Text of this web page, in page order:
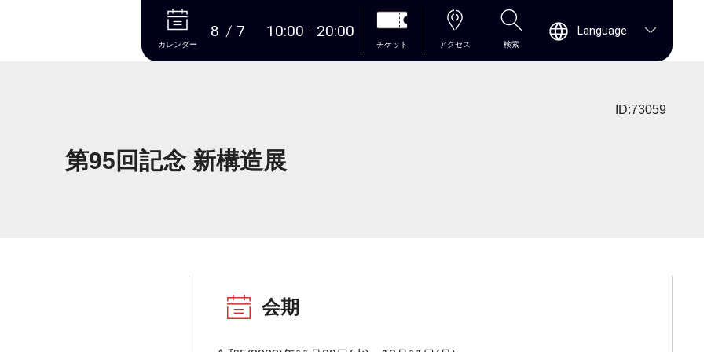
本文へ
カレンダー
8 7 10:00 20:00
チケット アクセス 検索
Language
ID:73059
第95回記念 新構造展
会期